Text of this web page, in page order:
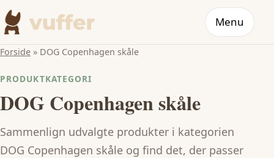
Menu
Forside » DOG Copenhagen skåle
PRODUKTKATEGORI
DOG Copenhagen skåle
Sammenlign udvalgte produkter i kategorien
DOG Copenhagen skåle og find det, der passer